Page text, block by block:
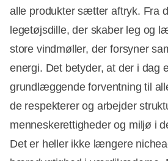
alle produkter sætter aftryk. Fra
legetøjsdille, der skaber leg og
store vindmøller, der forsyner
energi. Det betyder, at der i dag
grundlæggende forventning til
de respekterer og arbejder
menneskerettigheder og miljø i
Det er heller ikke længere